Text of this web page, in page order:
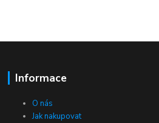
Informace
O nás
Jak nakupovat